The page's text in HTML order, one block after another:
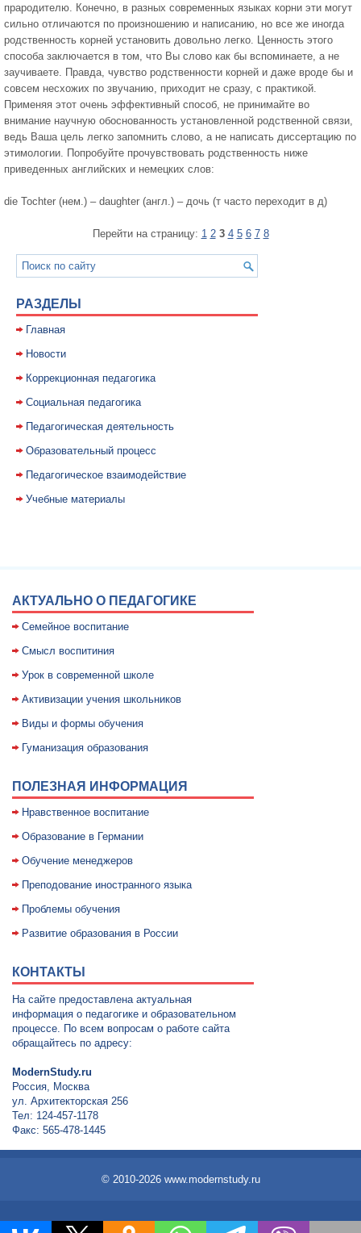
прародителю. Конечно, в разных современных языках корни эти могут
сильно отличаются по произношению и написанию, но все же иногда
родственность корней установить довольно легко. Ценность этого
способа заключается в том, что Вы слово как бы вспоминаете, а не
заучиваете. Правда, чувство родственности корней и даже вроде бы и
совсем несхожих по звучанию, приходит не сразу, с практикой.
Применяя этот очень эффективный способ, не принимайте во
внимание научную обоснованность установленной родственной связи,
ведь Ваша цель легко запомнить слово, а не написать диссертацию по
этимологии. Попробуйте прочувствовать родственность ниже
приведенных английских и немецких слов:
die Tochter (нем.) – daughter (англ.) – дочь (т часто переходит в д)
Перейти на страницу: 1 2 3 4 5 6 7 8
РАЗДЕЛЫ
Главная
Новости
Коррекционная педагогика
Социальная педагогика
Педагогическая деятельность
Образовательный процесс
Педагогическое взаимодействие
Учебные материалы
АКТУАЛЬНО О ПЕДАГОГИКЕ
Семейное воспитание
Смысл воспитиния
Уpок в совpеменной школе
Активизации учения школьников
Виды и формы обучения
Гуманизация образования
ПОЛЕЗНАЯ ИНФОРМАЦИЯ
Нравственное воспитание
Образование в Германии
Обучение менеджеров
Преподование иностранного языка
Проблемы обучения
Развитие образования в России
КОНТАКТЫ
На сайте предоставлена актуальная
информация о педагогике и образовательном
процессе. По всем вопросам о работе сайта
обращайтесь по адресу:
ModernStudy.ru
Россия, Москва
ул. Архитекторская 256
Тел: 124-457-1178
Факс: 565-478-1445
© 2010-2026 www.modernstudy.ru